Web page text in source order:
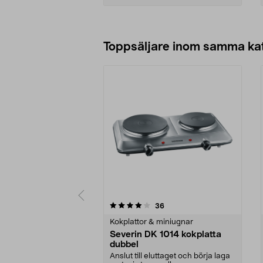
Toppsäljare inom samma
36recensioner
Kokplattor & miniugnar
Severin DK 1014 kokplatta
dubbel
Anslut till eluttaget och börja laga
4.0 av 5 stjärnor